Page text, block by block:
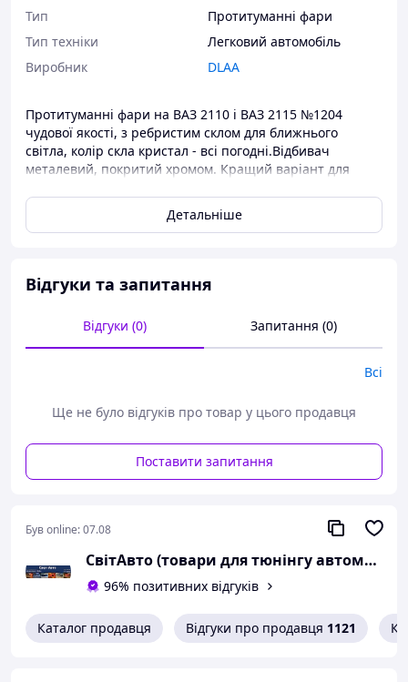
Тип
Протитуманні фари
Тип техніки
Легковий автомобіль
Виробник
DLAA
Протитуманні фари на ВАЗ 2110 і ВАЗ 2115 №1204
чудової якості, з ребристим склом для ближнього
світла, колір скла кристал - всі погодні.Відбивач
металевий, покритий хромом. Кращий варіант для
Детальніше
Відгуки та запитання
Відгуки (0) Запитання (0)
Всі
Ще не було відгуків про товар у цього продавця
Поставити запитання
Був online:07.08
СвітАвто (товари для тюнінгу автомобілів ВАЗ)
96% позитивних відгуків
Каталог продавця Відгуки про продавця 1121